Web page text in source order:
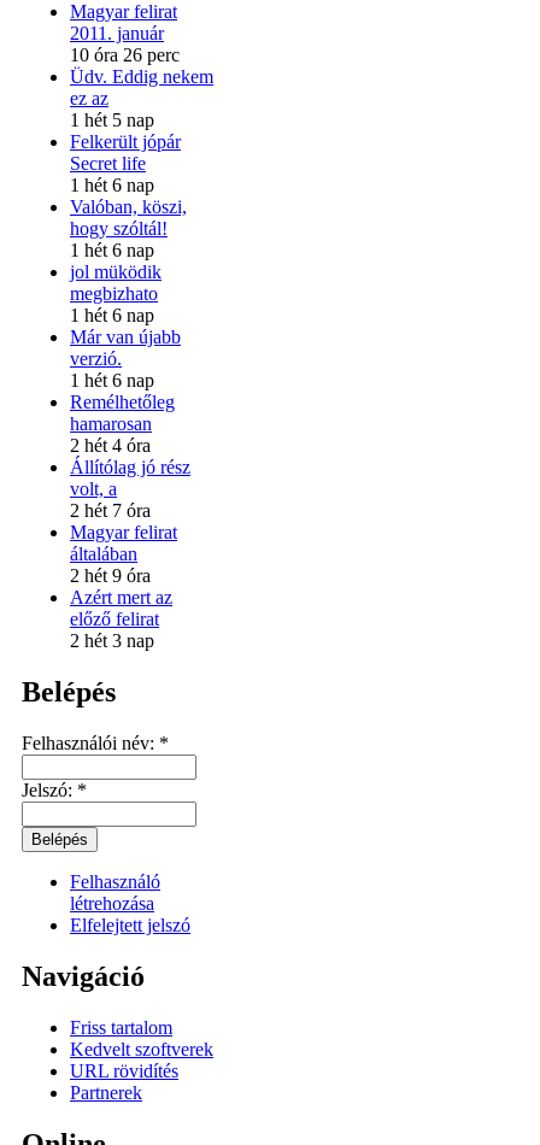
Magyar felirat
2011. január
10 óra 26 perc
Üdv. Eddig nekem
ez az
1 hét 5 nap
Felkerült jópár
Secret life
1 hét 6 nap
Valóban, köszi,
hogy szóltál!
1 hét 6 nap
jol müködik
megbizhato
1 hét 6 nap
Már van újabb
verzió.
1 hét 6 nap
Remélhetőleg
hamarosan
2 hét 4 óra
Állítólag jó rész
volt, a
2 hét 7 óra
Magyar felirat
általában
2 hét 9 óra
Azért mert az
előző felirat
2 hét 3 nap
Belépés
Felhasználói név: *
Jelszó: *
Felhasználó
létrehozása
Elfelejtett jelszó
Navigáció
Friss tartalom
Kedvelt szoftverek
URL rövidítés
Partnerek